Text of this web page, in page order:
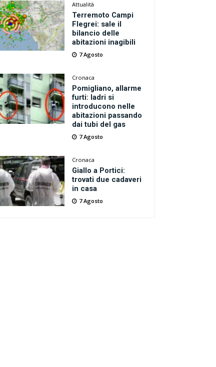
Attualità
Terremoto Campi
Flegrei: sale il
bilancio delle
abitazioni inagibili
7 Agosto
Cronaca
Pomigliano, allarme
furti: ladri si
introducono nelle
abitazioni passando
dai tubi del gas
7 Agosto
Cronaca
Giallo a Portici:
trovati due cadaveri
in casa
7 Agosto